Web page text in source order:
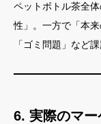
ペットボトル茶全
性」。一方で「本
「ゴミ問題」など
6. 実際のマー